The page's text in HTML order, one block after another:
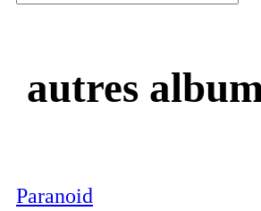
autres
Paranoid